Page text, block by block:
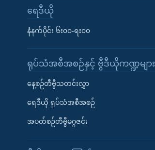
ရေဒီယို
နံနက်ပိုင်း ၆း၀၀-ရး၀၀
ရုပ်သံအစီအစဉ်နှင့် ဗွီဒီယိုကဏ္ဍများ
နေ့စဉ်တီဗွီသတင်းလွှာ
ရေဒီယို ရုပ်သံအစီအစဉ်
အပတ်စဉ်တီဗွီမဂ္ဂဇင်း